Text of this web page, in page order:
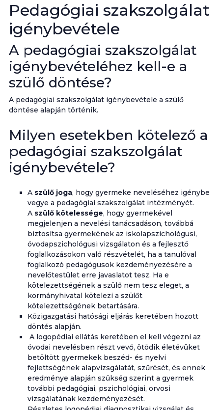
Pedagógiai szakszolgálat
igénybevétele
A pedagógiai szakszolgálat
igénybevételéhez kell-e a
szülő döntése?
A pedagógiai szakszolgálat igénybevétele a szülő
döntése alapján történik.
Milyen esetekben kötelező a
pedagógiai szakszolgálat
igénybevétele?
A szülő joga, hogy gyermeke neveléséhez igénybe
vegye a pedagógiai szakszolgálat intézményét.
Aszülő kötelessége, hogy gyermekével
megjelenjen a nevelési tanácsadáson, továbbá
biztosítsa gyermekének az iskolapszichológusi,
óvodapszichológusi vizsgálaton és a fejlesztő
foglalkozásokon való részvételét, ha a tanulóval
foglalkozó pedagógusok kezdeményezésére a
nevelőtestület erre javaslatot tesz. Ha e
kötelezettségének a szülő nem tesz eleget, a
kormányhivatal kötelezi a szülőt
kötelezettségének betartására.
Közigazgatási hatósági eljárás keretében hozott
döntés alapján.
A logopédiai ellátás keretében el kell végezni az
óvodai nevelésben részt vevő, ötödik életévüket
betöltött gyermekek beszéd- és nyelvi
fejlettségének alapvizsgálatát, szűrését, és ennek
eredménye alapján szükség szerint a gyermek
további pedagógiai, pszichológiai, orvosi
vizsgálatának kezdeményezését.